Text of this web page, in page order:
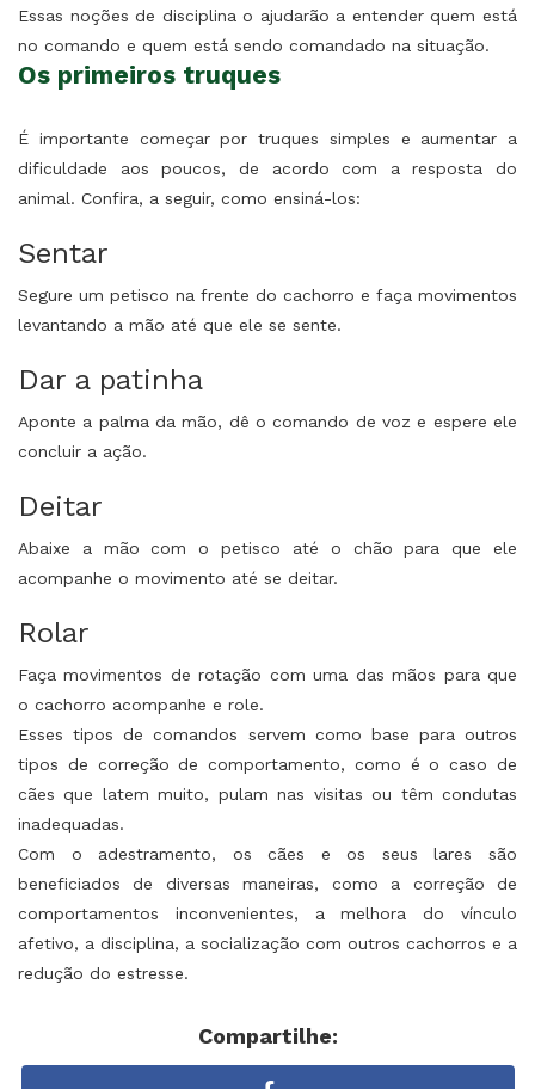
Essas noções de disciplina o ajudarão a entender quem está
no comando e quem está sendo comandado na situação.
Os primeiros truques
É importante começar por truques simples e aumentar a
dificuldade aos poucos, de acordo com a resposta do
animal. Confira, a seguir, como ensiná-los:
Sentar
Segure um petisco na frente do cachorro e faça movimentos
levantando a mão até que ele se sente.
Dar a patinha
Aponte a palma da mão, dê o comando de voz e espere ele
concluir a ação.
Deitar
Abaixe a mão com o petisco até o chão para que ele
acompanhe o movimento até se deitar.
Rolar
Faça movimentos de rotação com uma das mãos para que
o cachorro acompanhe e role.
Esses tipos de comandos servem como base para outros
tipos de correção de comportamento, como é o caso de
cães que latem muito, pulam nas visitas ou têm condutas
inadequadas.
Com o adestramento, os cães e os seus lares são
beneficiados de diversas maneiras, como a correção de
comportamentos inconvenientes, a melhora do vínculo
afetivo, a disciplina, a socialização com outros cachorros e a
redução do estresse.
Compartilhe: